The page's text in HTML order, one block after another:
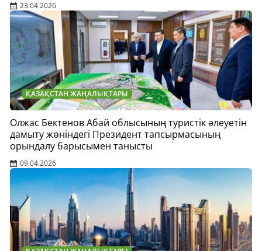
23.04.2026
ҚАЗАҚСТАН ЖАҢАЛЫҚТАРЫ
Олжас Бектенов Абай облысының туристік әлеуетін
дамыту жөніндегі Президент тапсырмасының
орындалу барысымен танысты
09.04.2026